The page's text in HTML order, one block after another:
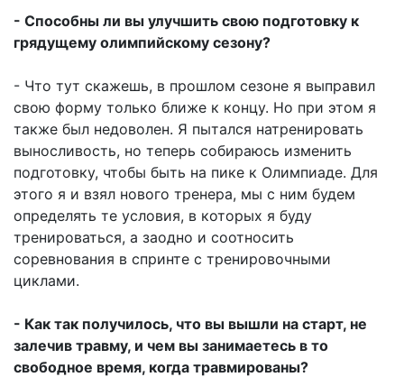
- Способны ли вы улучшить свою подготовку к
грядущему олимпийскому сезону?
- Что тут скажешь, в прошлом сезоне я выправил
свою форму только ближе к концу. Но при этом я
также был недоволен. Я пытался натренировать
выносливость, но теперь собираюсь изменить
подготовку, чтобы быть на пике к Олимпиаде. Для
этого я и взял нового тренера, мы с ним будем
определять те условия, в которых я буду
тренироваться, а заодно и соотносить
соревнования в спринте с тренировочными
циклами.
- Как так получилось, что вы вышли на старт, не
залечив травму, и чем вы занимаетесь в то
свободное время, когда травмированы?